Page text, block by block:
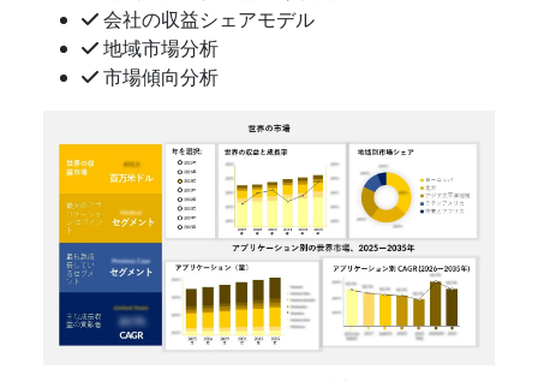
会社の収益シェアモデル
地域市場分析
市場傾向分析